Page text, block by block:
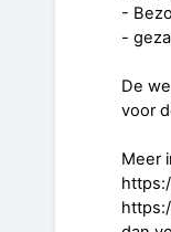
-
-
De
voor
Meer